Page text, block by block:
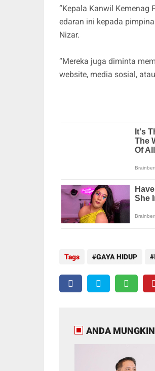
“Kepala Kanwil
edaran ini kepada
Nizar.
“Mereka juga diminta
website, media sosial,
Tags GAYA HIDUP
ANDA